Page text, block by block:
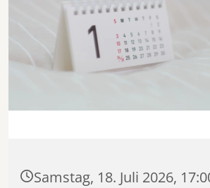
Samstag, 18. Juli 2026,